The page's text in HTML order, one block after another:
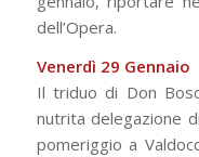
dell’Opera.
Venerdì 29 Gennaio
Il triduo di Don
nutrita delegazione
pomeriggio a